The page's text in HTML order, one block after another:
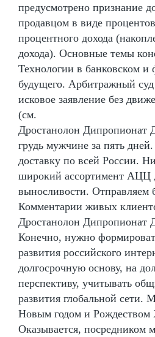
предусмотрено признание
продавцом в виде
процентного дохода
дохода). Основные темы
Технологии в банковском и
будущего. Арбитражный
исковое заявление без
(см.
Дростанолон Дипропионат
грудь мужчине за пять
доставку по всей России.
широкий ассортимент АЦЦ
выносливости. Отправляем
Комментарии живых
Дростанолон Дипропионат
Конечно, нужно
развития российского
долгосрочную основу, на
перспективу, учитывать
развития глобальной сети.
Новым годом и Рождеством
Оказывается, посредником